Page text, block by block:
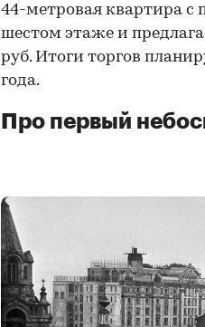
44-метровая квартира с
шестом этаже и
руб. Итоги торгов
года.
Про первый